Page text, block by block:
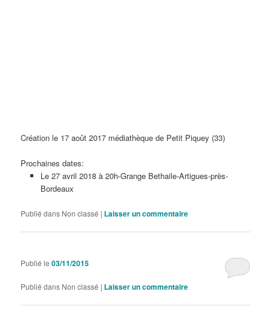
Création le 17 août 2017 médiathèque de Petit Piquey (33)
Prochaines dates:
Le 27 avril 2018 à 20h-Grange Bethaile-Artigues-près-
Bordeaux
Publié dans Non classé | Laisser un commentaire
Publié le03/11/2015
Publié dans Non classé | Laisser un commentaire